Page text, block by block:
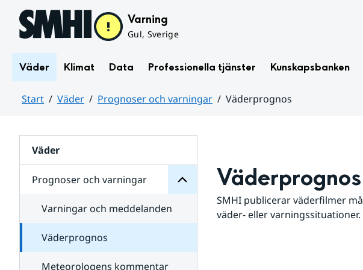
Hoppa till sidans innehåll Varning
Gul, Sverige
Väder Klimat Data Professionella tjänster Kunskapsbanken
Start Väder Prognoser och varningar
Väderprognos
Väder
Prognoser och varningar
för
varningar
Varningar och meddelanden
Väderprognos
Meteorologens kommentar
Väderprognos
SMHI publicerar väderfilmer
väder- eller varningssituationer.